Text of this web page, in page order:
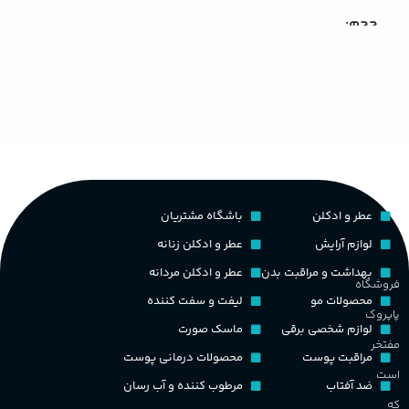
حجم
کشور مبدا برند
طبع تلخ
غلظت
اکسترکت دو پرفیوم
گروه بویایی میوه ای
میوه‌ها و مرکبات، وانیل،
فروشگاه
پاپروک
مفتخر
است
عطر و ادکلن
لوازم آرایش
بهداشت و مراقبت بدن
محصولات مو
لوازم شخصی برقی
مراقبت پوست
ضد آفتاب
باشگاه مشتریان
عطر و ادکلن زنانه
عطر و ادکلن مردانه
لیفت و سفت کننده
ماسک صورت
محصولات درمانی پوست
مرطوب کننده و آب رسان